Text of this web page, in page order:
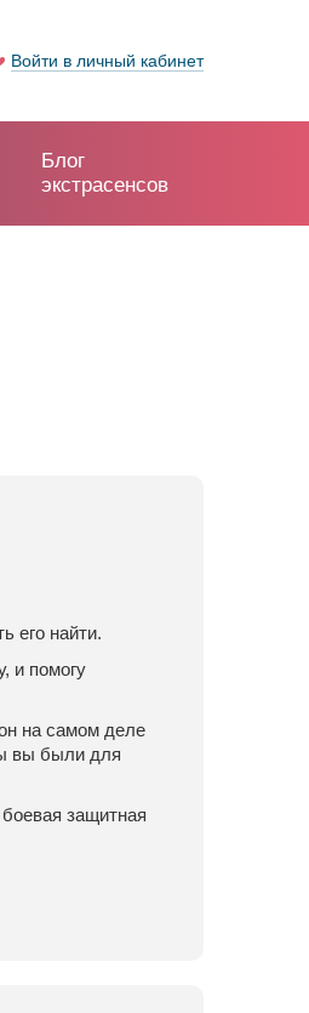
Войти в личный кабинет
Блог
экстрасенсов
его найти.
и помогу
на самом деле
вы были для
защитная